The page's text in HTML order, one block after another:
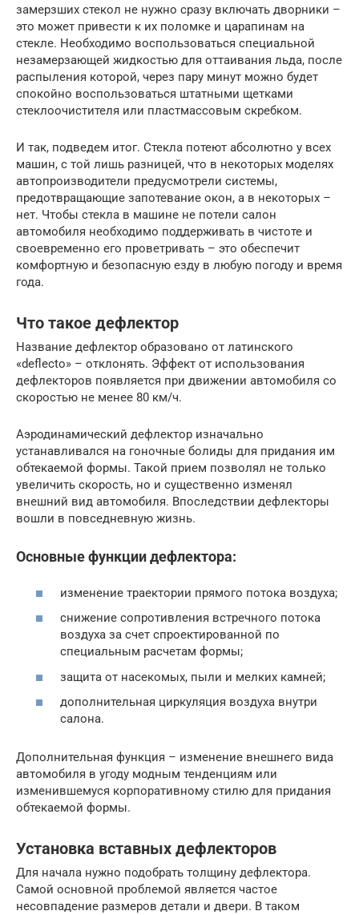
замерзших стекол не нужно сразу включать дворники –
это может привести к их поломке и царапинам на
стекле. Необходимо воспользоваться специальной
незамерзающей жидкостью для оттаивания льда, после
распыления которой, через пару минут можно будет
спокойно воспользоваться штатными щетками
стеклоочистителя или пластмассовым скребком.
И так, подведем итог. Стекла потеют абсолютно у всех
машин, с той лишь разницей, что в некоторых моделях
автопроизводители предусмотрели системы,
предотвращающие запотевание окон, а в некоторых –
нет. Чтобы стекла в машине не потели салон
автомобиля необходимо поддерживать в чистоте и
своевременно его проветривать – это обеспечит
комфортную и безопасную езду в любую погоду и время
года.
Что такое дефлектор
Название дефлектор образовано от латинского
«deflecto» – отклонять. Эффект от использования
дефлекторов появляется при движении автомобиля со
скоростью не менее 80 км/ч.
Аэродинамический дефлектор изначально
устанавливался на гоночные болиды для придания им
обтекаемой формы. Такой прием позволял не только
увеличить скорость, но и существенно изменял
внешний вид автомобиля. Впоследствии дефлекторы
вошли в повседневную жизнь.
Основные функции дефлектора:
изменение траектории прямого потока воздуха;
снижение сопротивления встречного потока
воздуха за счет спроектированной по
специальным расчетам формы;
защита от насекомых, пыли и мелких камней;
дополнительная циркуляция воздуха внутри
салона.
Дополнительная функция – изменение внешнего вида
автомобиля в угоду модным тенденциям или
изменившемуся корпоративному стилю для придания
обтекаемой формы.
Установка вставных дефлекторов
Для начала нужно подобрать толщину дефлектора.
Самой основной проблемой является частое
несовпадение размеров детали и двери. В таком